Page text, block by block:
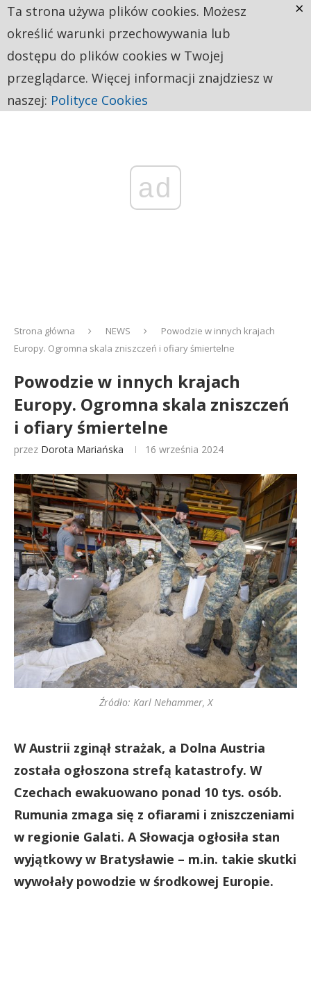
ad
Strona główna NEWS
Powodzie w innych krajach
Europy. Ogromna skala zniszczeń i ofiary śmiertelne
Powodzie w innych krajach
Europy. Ogromna skala zniszczeń
i ofiary śmiertelne
przez Dorota Mariańska 16 września 2024
Źródło: Karl Nehammer, X
W Austrii zginął strażak, a Dolna Austria
została ogłoszona strefą katastrofy. W
Czechach ewakuowano ponad 10 tys. osób.
Rumunia zmaga się z ofiarami i zniszczeniami
w regionie Galati. A Słowacja ogłosiła stan
wyjątkowy w Bratysławie – m.in. takie skutki
wywołały powodzie w środkowej Europie.
Ta strona używa plików cookies. Możesz
określić warunki przechowywania lub
dostępu do plików cookies w Twojej
przeglądarce. Więcej informacji znajdziesz w
naszej: Polityce Cookies
×